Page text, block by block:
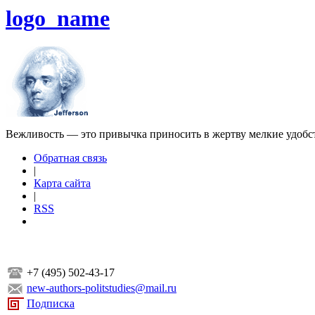
logo_name
Вежливость — это привычка приносить в жертву мелкие
Обратная связь
|
Карта сайта
|
RSS
+7 (495) 502-43-17
new-authors-politstudies@mail.ru
Подписка